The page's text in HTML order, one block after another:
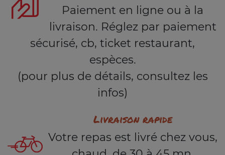
Paiement en ligne ou à la
livraison. Réglez par paiement
sécurisé, cb, ticket restaurant,
espèces.
(pour plus de détails, consultez les
infos)
Livraison rapide
Votre repas est livré chez vous,